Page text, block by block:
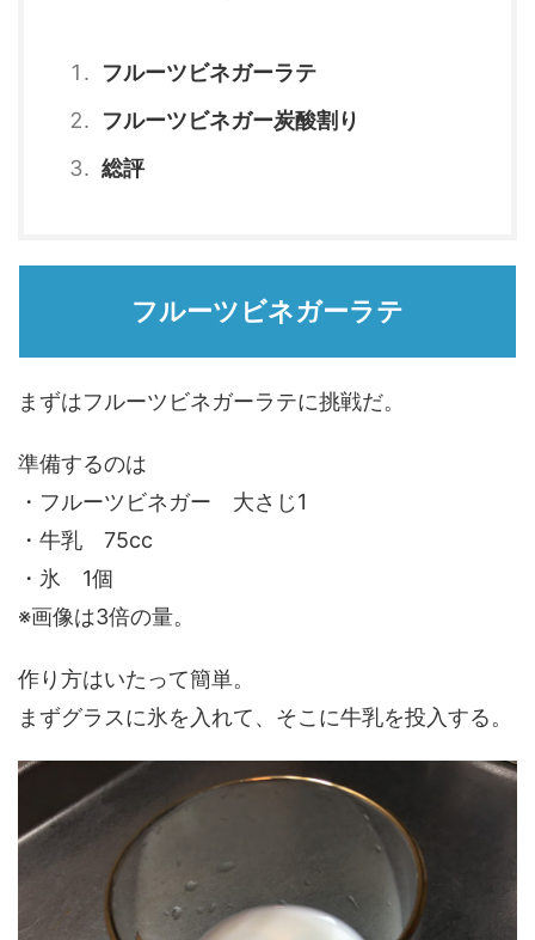
フルーツビネガーラテ
フルーツビネガー炭酸割り
総評
フルーツビネガーラテ
まずはフルーツビネガーラテに挑戦だ。
準備するのは
・フルーツビネガー 大さじ1
・牛乳 75cc
・氷 1個
※画像は3倍の量。
作り方はいたって簡単。
まずグラスに氷を入れて、そこに牛乳を投入する。